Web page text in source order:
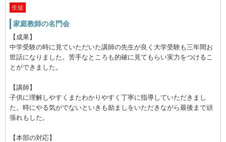
生徒
家庭教師の名門会
【成果】
中学受験の時に見ていただいた講師の先生が良く大学受験も三年間お
世話になりました。苦手なところも的確に見てもらい実力をつけるこ
とができました。
【講師】
子供に理解しやすくまたわかりやすく丁寧に指導していただきまし
た。時にやる気がでないといきも励ましをいただきながら最後まで頑
張れもした。
【本部の対応】